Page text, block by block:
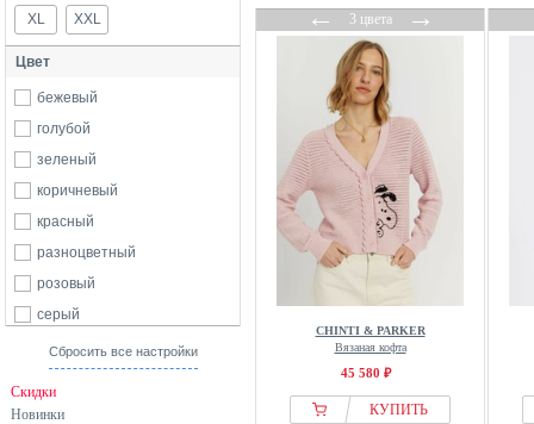
XL XXL
Цвет
бежевый
голубой
зеленый
коричневый
красный
разноцветный
розовый
серый
синий
Сбросить все настройки
Скидки
Новинки
←3 цвета→
CHINTI & PARKER
Вязаная кофта
45 580 ₽
КУПИТЬ